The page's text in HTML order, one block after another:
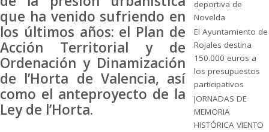
que ha venido sufriendo en
los últimos años: el Plan de
Acción Territorial y de
Ordenación y Dinamización
de l’Horta de Valencia, así
como el anteproyecto de la
Ley de l’Horta.
deportiva de
Novelda
El Ayuntamiento de
Rojales destina
150.000 euros a
los presupuestos
participativos
JORNADAS DE
MEMORIA
HISTÓRICA VIENTO